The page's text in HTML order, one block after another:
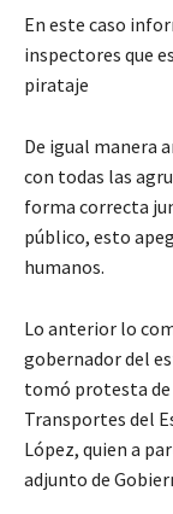
En este caso
inspectores que
pirataje
De igual manera
con todas las
forma correcta
público, esto
humanos.
Lo anterior lo
gobernador del
tomó protesta de
Transportes del
López, quien a
adjunto de